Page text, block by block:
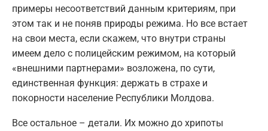
примеры несоответствий данным критериям, при
этом так и не поняв природы режима. Но все встает
на свои места, если скажем, что внутри страны
имеем дело с полицейским режимом, на который
«внешними партнерами» возложена, по сути,
единственная функция: держать в страхе и
покорности население Республики Молдова.
Все остальное – детали. Их можно до хрипоты